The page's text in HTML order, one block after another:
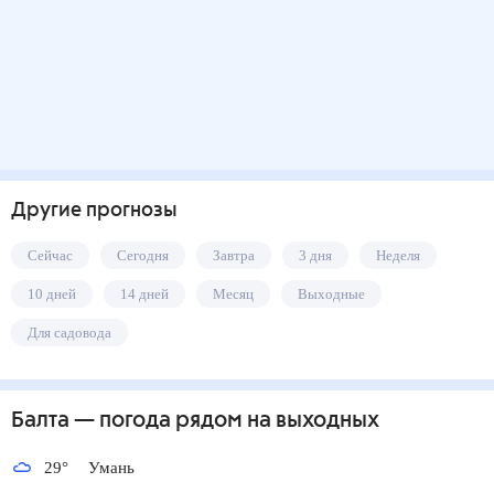
Другие прогнозы
Сейчас Сегодня Завтра 3 дня Неделя
10 дней 14 дней Месяц Выходные
Для садовода
Балта — погода рядом на выходных
29° Умань